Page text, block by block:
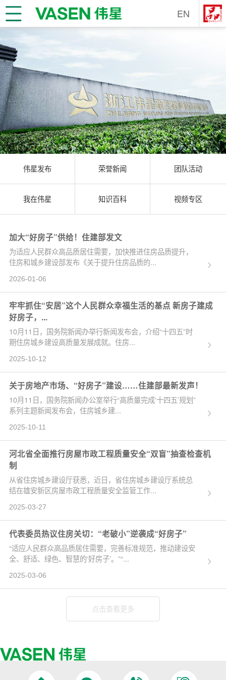
EN
伟星发布 荣誉新闻 团队活动
我在伟星 知识百科 视频专区
加大“好房子”供给！住建部发文
为适应人民群众高品质居住需要，加快推进住房品质提升，
住房和城乡建设部发布《关于提升住房品质的...
2026-01-06
牢牢抓住“安居”这个人民群众幸福生活的基点 新房子建成
好房子，...
10月11日，国务院新闻办举行新闻发布会，介绍“十四五”时
期住房城乡建设高质量发展成就。住房...
2025-10-12
关于房地产市场、“好房子”建设……住建部最新发声！
10月11日，国务院新闻办公室举行“高质量完成‘十四五’规划”
系列主题新闻发布会，住房城乡建...
2025-10-11
河北省全面推行房屋市政工程质量安全“双盲”抽查检查机
制
从省住房城乡建设厅获悉，近日，省住房城乡建设厅系统总
结在雄安新区房屋市政工程质量安全监管工作...
2025-03-27
代表委员热议住房关切：“老破小”逆袭成“好房子”
“适应人民群众高品质居住需要，完善标准规范，推动建设安
全、舒适、绿色、智慧的‘好房子’。”“...
2025-03-06
点击查看更多